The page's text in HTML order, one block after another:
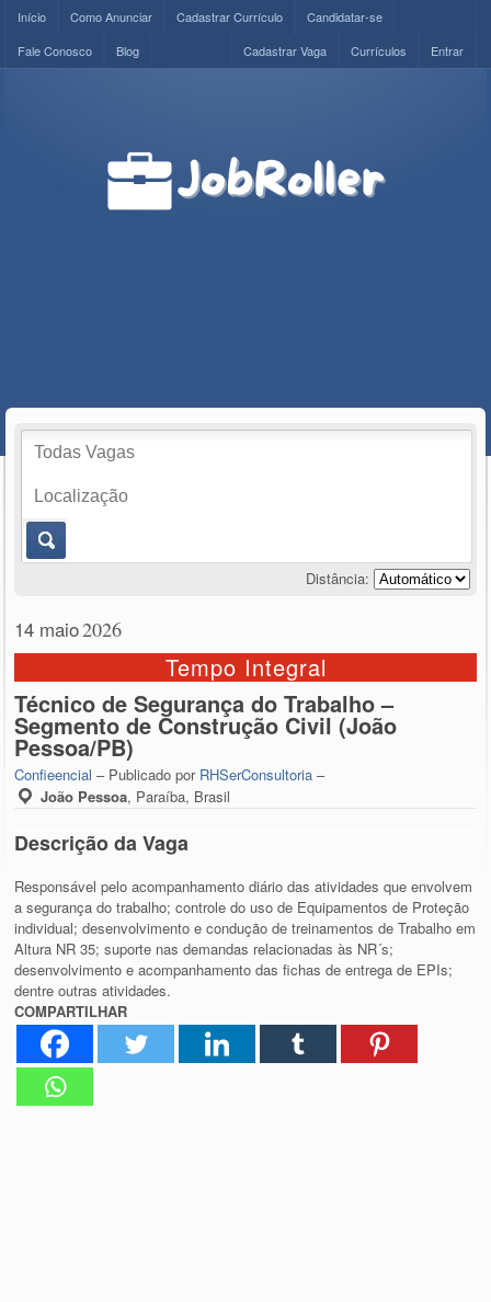
Início Como Anunciar Cadastrar Currículo
Candidatar-se
Fale Conosco
Blog Entrar
Currículos
Cadastrar Vaga
Distância:
14 maio2026
Tempo Integral
Técnico de Segurança do Trabalho –
Segmento de Construção Civil (João
Pessoa/PB)
Confieencial – Publicado por RHSerConsultoria –
João Pessoa, Paraíba, Brasil
Descrição da Vaga
Responsável pelo acompanhamento diário das atividades que envolvem
a segurança do trabalho; controle do uso de Equipamentos de Proteção
individual; desenvolvimento e condução de treinamentos de Trabalho em
Altura NR 35; suporte nas demandas relacionadas às NR´s;
desenvolvimento e acompanhamento das fichas de entrega de EPIs;
dentre outras atividades.
COMPARTILHAR